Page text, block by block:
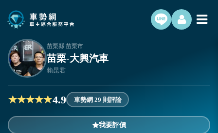
苗栗縣 苗栗市
苗栗-大興汽車
賴昆君
4.9 車勢網 29 則評論
我要評價